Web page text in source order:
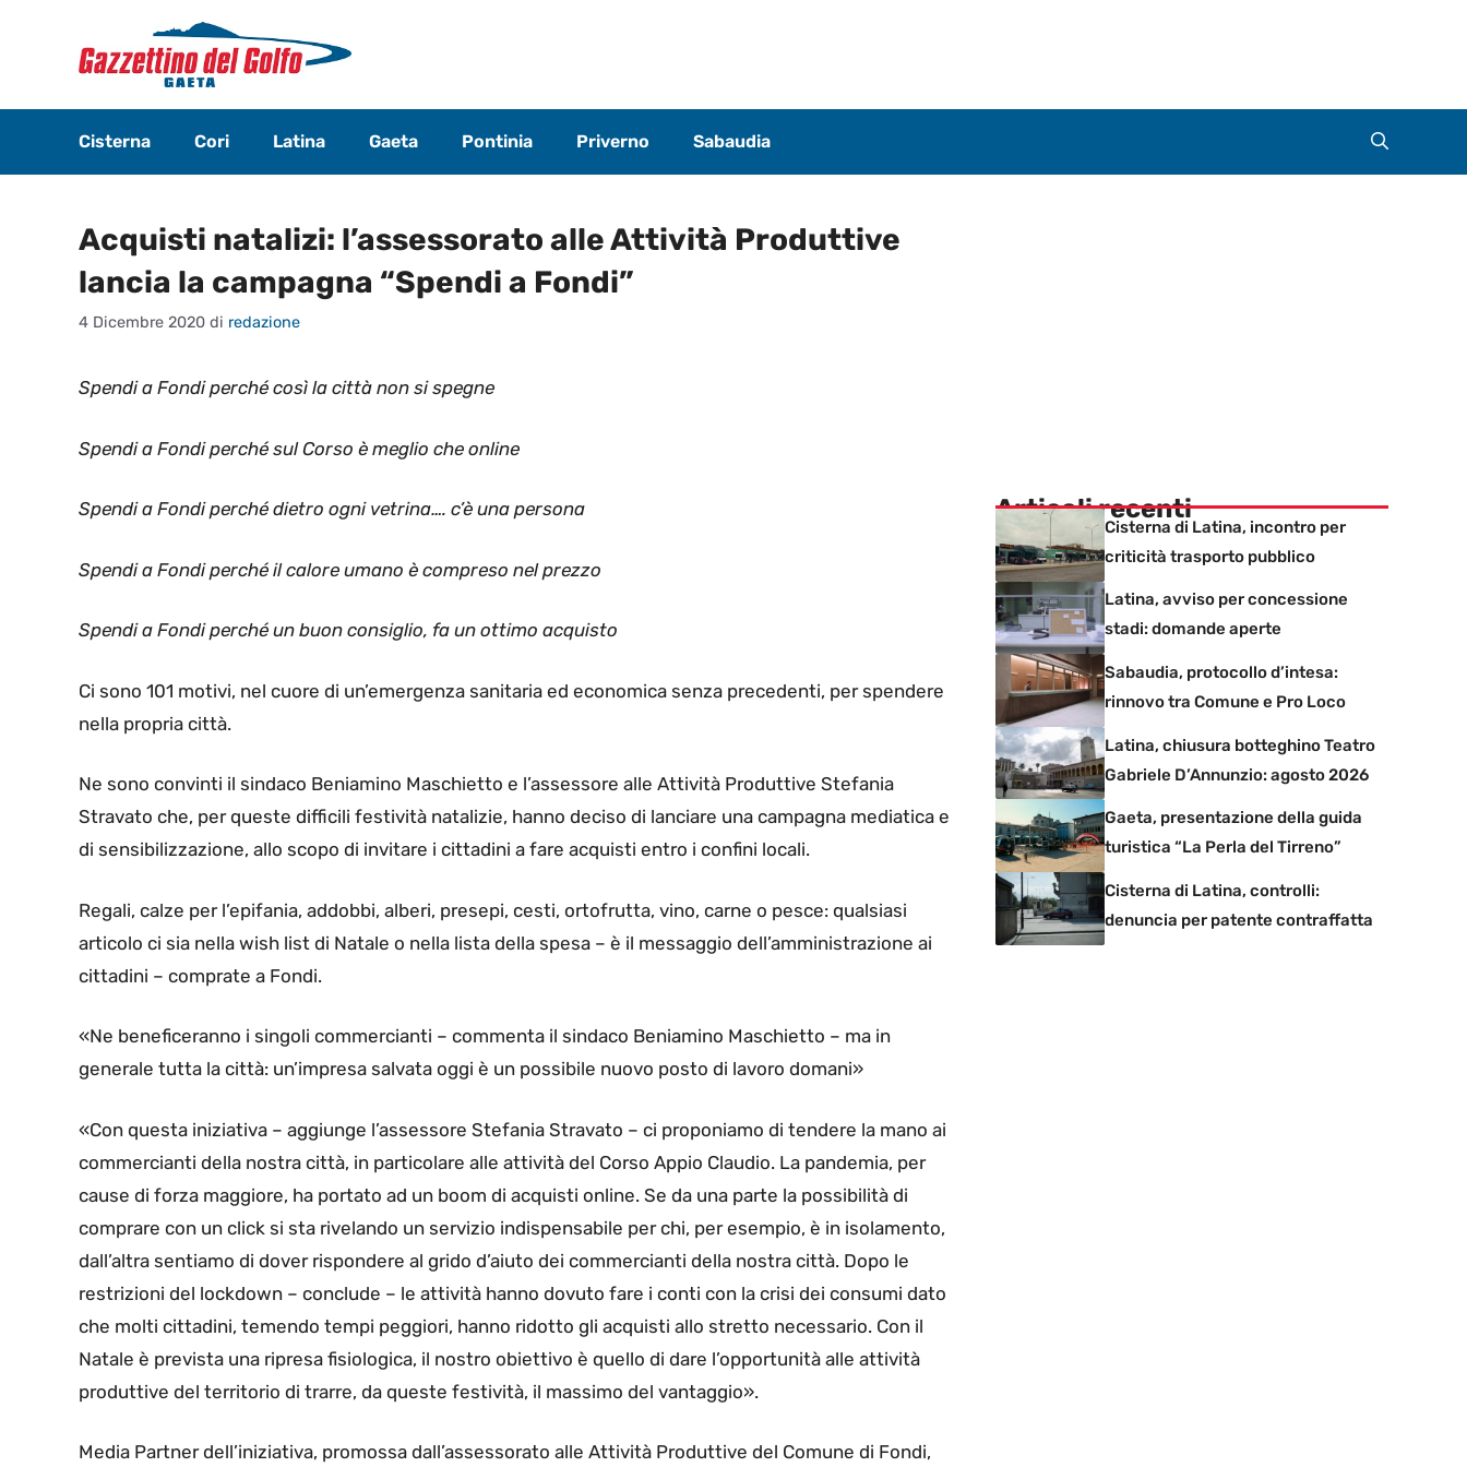
contenuto
Cisterna Cori Latina Gaeta Pontinia Priverno Sabaudia
Acquisti natalizi: l’assessorato alle Attività Produttive
lancia la campagna “Spendi a Fondi”
4 Dicembre 2020 di redazione
Spendi a Fondi perché così la città non si spegne
Spendi a Fondi perché sul Corso è meglio che online
Spendi a Fondi perché dietro ogni vetrina…. c’è una persona
Spendi a Fondi perché il calore umano è compreso nel prezzo
Spendi a Fondi perché un buon consiglio, fa un ottimo acquisto
Ci sono 101 motivi, nel cuore di un’emergenza sanitaria ed economica senza precedenti, per spendere
nella propria città.
Ne sono convinti il sindaco Beniamino Maschietto e l’assessore alle Attività Produttive Stefania
Stravato che, per queste difficili festività natalizie, hanno deciso di lanciare una campagna mediatica e
di sensibilizzazione, allo scopo di invitare i cittadini a fare acquisti entro i confini locali.
Regali, calze per l’epifania, addobbi, alberi, presepi, cesti, ortofrutta, vino, carne o pesce: qualsiasi
articolo ci sia nella wish list di Natale o nella lista della spesa – è il messaggio dell’amministrazione ai
cittadini – comprate a Fondi.
«Ne beneficeranno i singoli commercianti – commenta il sindaco Beniamino Maschietto – ma in
generale tutta la città: un’impresa salvata oggi è un possibile nuovo posto di lavoro domani»
«Con questa iniziativa – aggiunge l’assessore Stefania Stravato – ci proponiamo di tendere la mano ai
commercianti della nostra città, in particolare alle attività del Corso Appio Claudio. La pandemia, per
cause di forza maggiore, ha portato ad un boom di acquisti online. Se da una parte la possibilità di
comprare con un click si sta rivelando un servizio indispensabile per chi, per esempio, è in isolamento,
dall’altra sentiamo di dover rispondere al grido d’aiuto dei commercianti della nostra città. Dopo le
restrizioni del lockdown – conclude – le attività hanno dovuto fare i conti con la crisi dei consumi dato
che molti cittadini, temendo tempi peggiori, hanno ridotto gli acquisti allo stretto necessario. Con il
Natale è prevista una ripresa fisiologica, il nostro obiettivo è quello di dare l’opportunità alle attività
produttive del territorio di trarre, da queste festività, il massimo del vantaggio».
Media Partner dell’iniziativa, promossa dall’assessorato alle Attività Produttive del Comune di Fondi,
Articoli recenti
Cisterna di Latina, incontro per
criticità trasporto pubblico
Latina, avviso per concessione
stadi: domande aperte
Sabaudia, protocollo d’intesa:
rinnovo tra Comune e Pro Loco
Latina, chiusura botteghino Teatro
Gabriele D’Annunzio: agosto 2026
Gaeta, presentazione della guida
turistica “La Perla del Tirreno”
Cisterna di Latina, controlli:
denuncia per patente contraffatta